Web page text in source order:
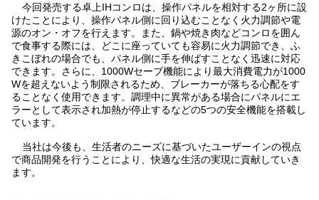
今回発売する卓上IHコンロは、操作パネルを相対する2ヶ所に設
けたことにより、操作パネル側に回り込むことなく火力調節や電
源のオン・オフを行えます。また、鍋や焼き肉などコンロを囲ん
で食事する際には、どこに座っていても容易に火力調節でき、ふ
きこぼれの場合でも、パネル側に手を伸ばすことなく迅速に対応
できます。さらに、1000Wセーブ機能により最大消費電力が1000
Wを超えないよう制限されるため、ブレーカーが落ちる心配をす
ることなく使用できます。調理中に異常がある場合にパネルにエ
ラーとして表示され加熱が停止するなどの5つの安全機能を搭載し
ています。
当社は今後も、生活者のニーズに基づいたユーザーインの視点
で商品開発を行うことにより、快適な生活の実現に貢献していき
ます。